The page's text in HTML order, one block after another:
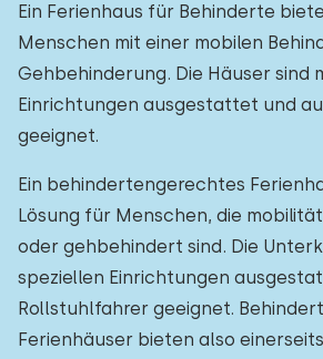
Ein Ferienhaus für Behinderte
Menschen mit einer mobilen
Gehbehinderung. Die Häuser sind
Einrichtungen ausgestattet und
geeignet.
Ein behindertengerechtes
Lösung für Menschen, die
oder gehbehindert sind. Die
speziellen Einrichtungen
Rollstuhlfahrer geeignet.
Ferienhäuser bieten also